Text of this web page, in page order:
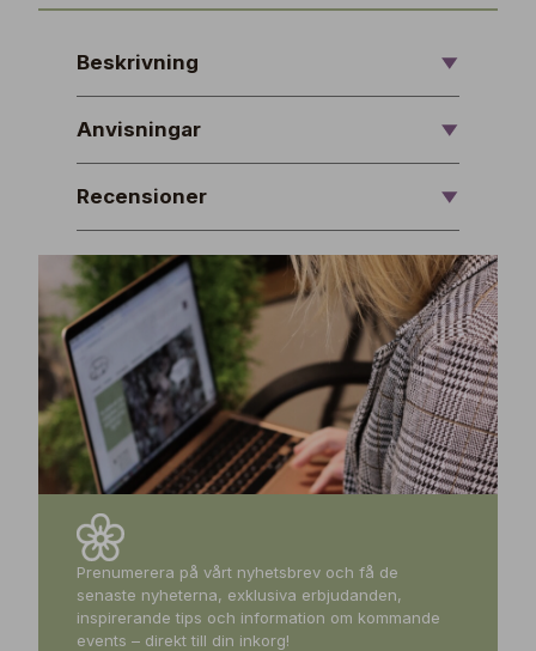
Beskrivning
Anvisningar
Recensioner
Prenumerera på vårt nyhetsbrev och få de
senaste nyheterna, exklusiva erbjudanden,
inspirerande tips och information om kommande
events – direkt till din inkorg!